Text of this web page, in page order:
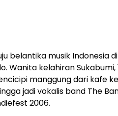
belantika musik Indonesia
Wanita kelahiran Sukabumi,
manggung dari kafe
jadi vokalis band The
2006.